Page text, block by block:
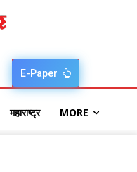
E-Paper
महाराष्ट्र MORE